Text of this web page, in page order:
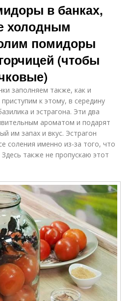
в банках,
холодным
помидоры
(чтобы
заполняем также, как и
к этому, в середину
и эстрагона. Эти два
ароматом и подарят
им запах и вкус. Эстрагон
соления именно из-за того, что
также не пропускаю этот